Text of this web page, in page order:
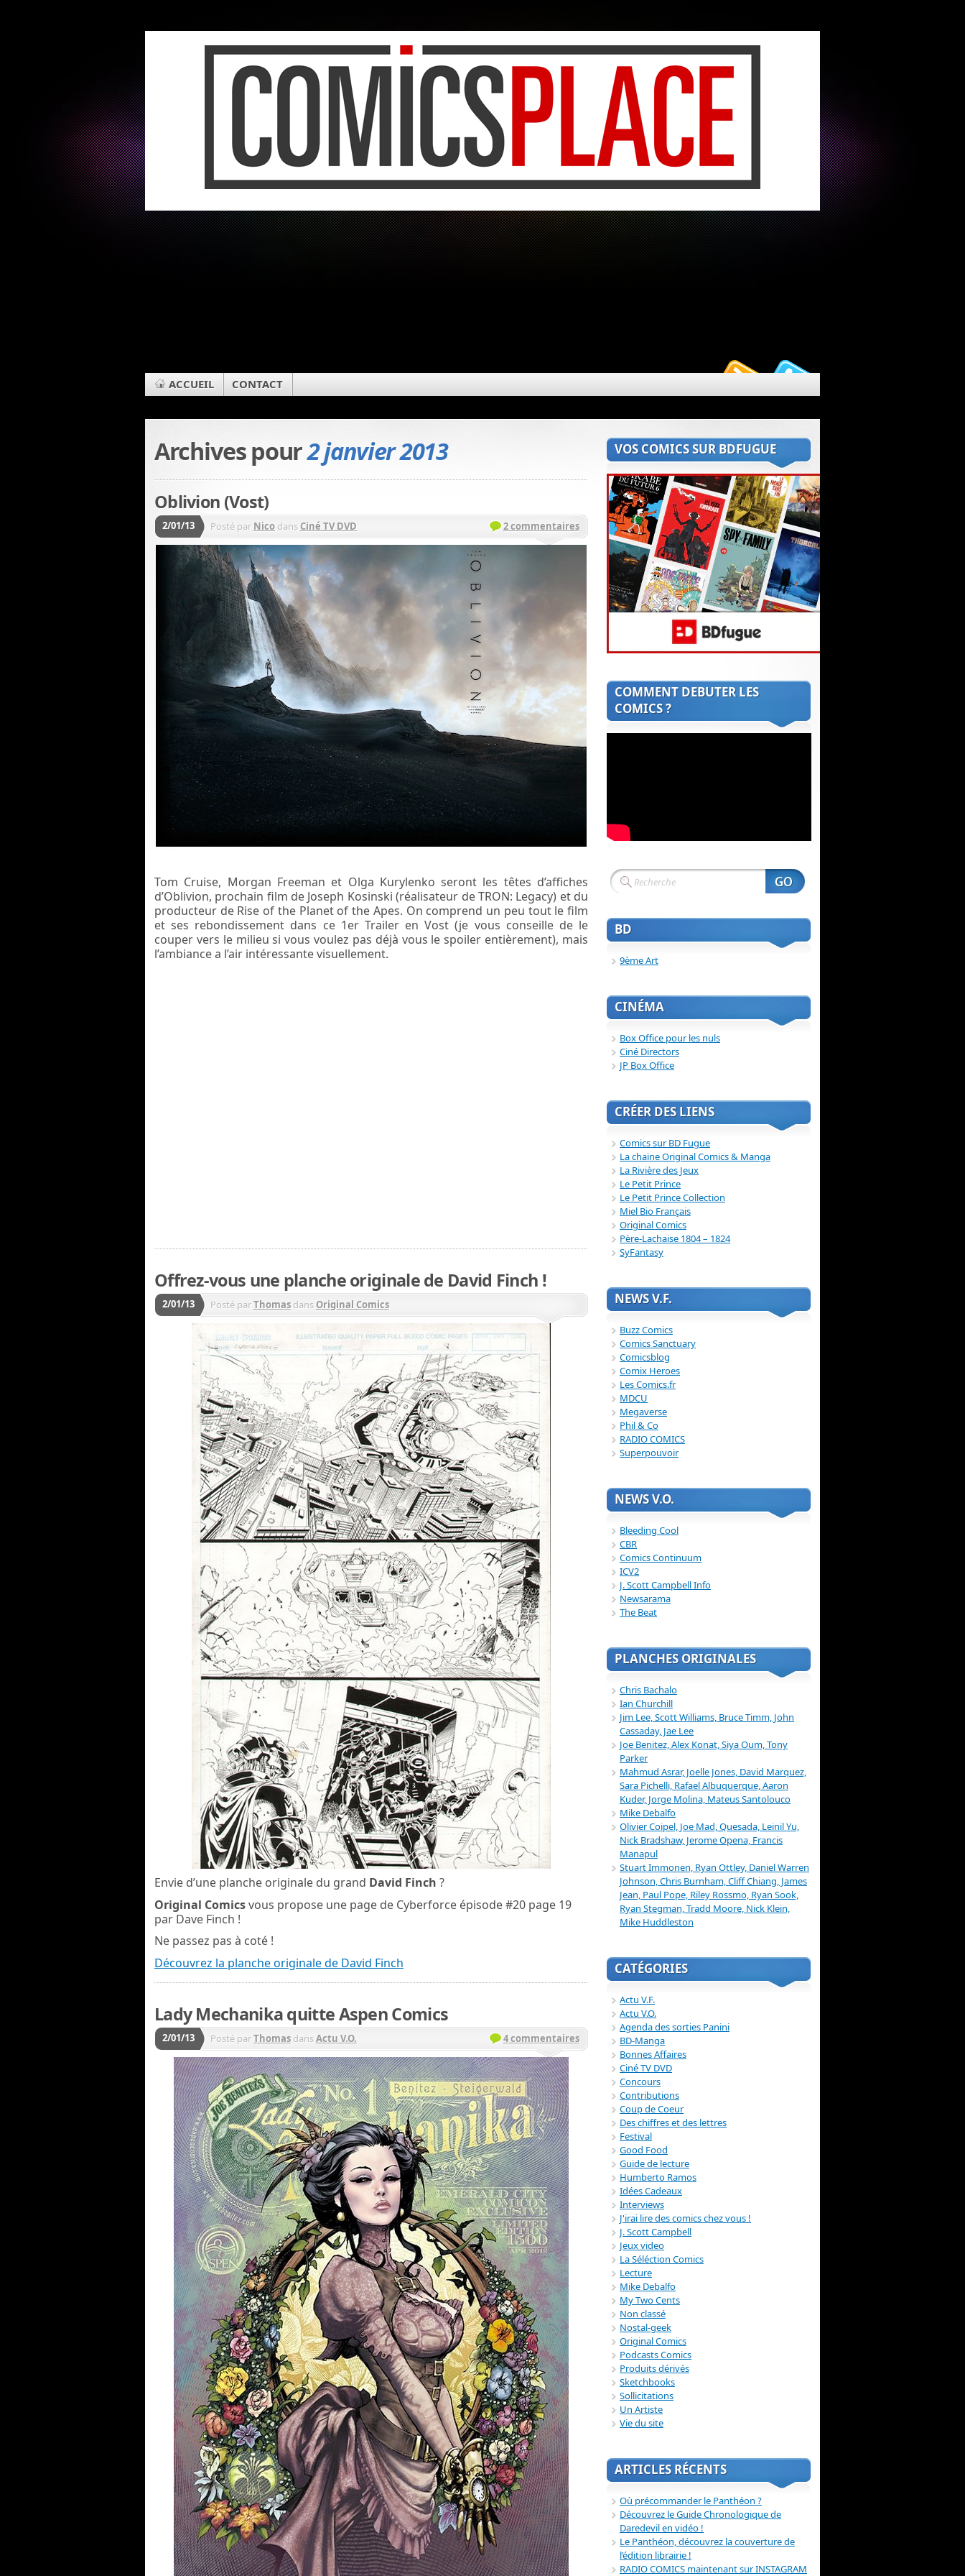
ACCUEIL CONTACT
Archives pour2 janvier 2013
Oblivion (Vost)
2/01/13 Posté par Nico dans Ciné TV DVD 2 commentaires
Tom Cruise, Morgan Freeman et Olga Kurylenko seront les têtes d’affiches
d’Oblivion, prochain film de Joseph Kosinski (réalisateur de TRON: Legacy) et du
producteur de Rise of the Planet of the Apes. On comprend un peu tout le film
et ses rebondissement dans ce 1er Trailer en Vost (je vous conseille de le
couper vers le milieu si vous voulez pas déjà vous le spoiler entièrement), mais
l’ambiance a l’air intéressante visuellement.
Offrez-vous une planche originale de David Finch !
2/01/13 Posté parThomas dans Original Comics
Envie d’une planche originale du grand David Finch ?
Original Comicsvous propose une page de Cyberforce épisode #20 page 19
par Dave Finch !
Ne passez pas à coté !
Découvrez la planche originale de David Finch
Lady Mechanika quitte Aspen Comics
2/01/13 Posté parThomas dansActu V.O. 4 commentaires
VOS COMICS SUR BDFUGUE
COMMENT DEBUTER LES
COMICS ?
BD
9ème Art
CINÉMA
Box Office pour les nuls
Ciné Directors
JP Box Office
CRÉER DES LIENS
Comics sur BD Fugue
La chaine Original Comics & Manga
La Rivière des Jeux
Le Petit Prince
Le Petit Prince Collection
Miel Bio Français
Original Comics
Père-Lachaise 1804 – 1824
SyFantasy
NEWS V.F.
Buzz Comics
Comics Sanctuary
Comicsblog
Comix Heroes
Les Comics.fr
MDCU
Megaverse
Phil & Co
RADIO COMICS
Superpouvoir
NEWS V.O.
Bleeding Cool
CBR
Comics Continuum
ICV2
J. Scott Campbell Info
Newsarama
The Beat
PLANCHES ORIGINALES
Chris Bachalo
Ian Churchill
Jim Lee, Scott Williams, Bruce Timm, John
Cassaday, Jae Lee
Joe Benitez, Alex Konat, Siya Oum, Tony
Parker
Mahmud Asrar, Joelle Jones, David Marquez,
Sara Pichelli, Rafael Albuquerque, Aaron
Kuder, Jorge Molina, Mateus Santolouco
Mike Debalfo
Olivier Coipel, Joe Mad, Quesada, Leinil Yu,
Nick Bradshaw, Jerome Opena, Francis
Manapul
Stuart Immonen, Ryan Ottley, Daniel Warren
Johnson, Chris Burnham, Cliff Chiang, James
Jean, Paul Pope, Riley Rossmo, Ryan Sook,
Ryan Stegman, Tradd Moore, Nick Klein,
Mike Huddleston
CATÉGORIES
Actu V.F.
Actu V.O.
Agenda des sorties Panini
BD-Manga
Bonnes Affaires
Ciné TV DVD
Concours
Contributions
Coup de Coeur
Des chiffres et des lettres
Festival
Good Food
Guide de lecture
Humberto Ramos
Idées Cadeaux
Interviews
J'irai lire des comics chez vous !
J. Scott Campbell
Jeux video
La Séléction Comics
Lecture
Mike Debalfo
My Two Cents
Non classé
Nostal-geek
Original Comics
Podcasts Comics
Produits dérivés
Sketchbooks
Sollicitations
Un Artiste
Vie du site
ARTICLES RÉCENTS
Où précommander le Panthéon ?
Découvrez le Guide Chronologique de
Daredevil en vidéo !
Le Panthéon, découvrez la couverture de
l’édition librairie !
RADIO COMICS maintenant sur INSTAGRAM